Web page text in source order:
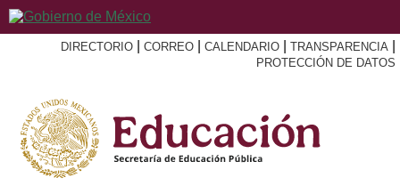
DIRECTORIO CORREO CALENDARIO TRANSPARENCIA
PROTECCIÓN DE DATOS